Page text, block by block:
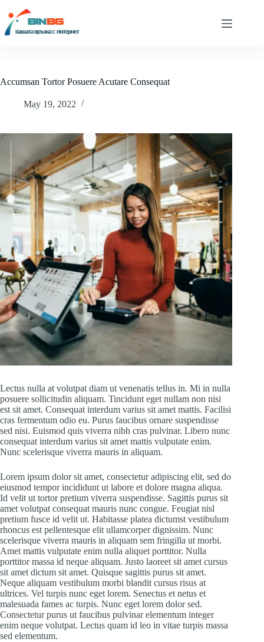
content
Accumsan Tortor Posuere Acutare Consequat
May 19, 2022
Lectus nulla at volutpat diam ut venenatis tellus in. Mi in nulla
posuere sollicitudin aliquam. Tincidunt eget nullam non nisi
est sit amet. Consequat interdum varius sit amet mattis. Facilisi
cras fermentum odio eu. Purus faucibus ornare suspendisse
sed nisi. Euismod quis viverra nibh cras pulvinar. Libero nunc
consequat interdum varius sit amet mattis vulputate enim.
Nunc scelerisque viverra mauris in aliquam.
Lorem ipsum dolor sit amet, consectetur adipiscing elit, sed do
eiusmod tempor incididunt ut labore et dolore magna aliqua.
Id velit ut tortor pretium viverra suspendisse. Sagittis purus sit
amet volutpat consequat mauris nunc congue. Feugiat nisl
pretium fusce id velit ut. Habitasse platea dictumst vestibulum
rhoncus est pellentesque elit ullamcorper dignissim. Nunc
scelerisque viverra mauris in aliquam sem fringilla ut morbi.
Amet mattis vulputate enim nulla aliquet porttitor. Nulla
porttitor massa id neque aliquam. Justo laoreet sit amet cursus
sit amet dictum sit amet. Quisque sagittis purus sit amet.
Neque aliquam vestibulum morbi blandit cursus risus at
ultrices. Vel turpis nunc eget lorem. Senectus et netus et
malesuada fames ac turpis. Nunc eget lorem dolor sed.
Consectetur purus ut faucibus pulvinar elementum integer
enim neque volutpat. Lectus quam id leo in vitae turpis massa
sed elementum.